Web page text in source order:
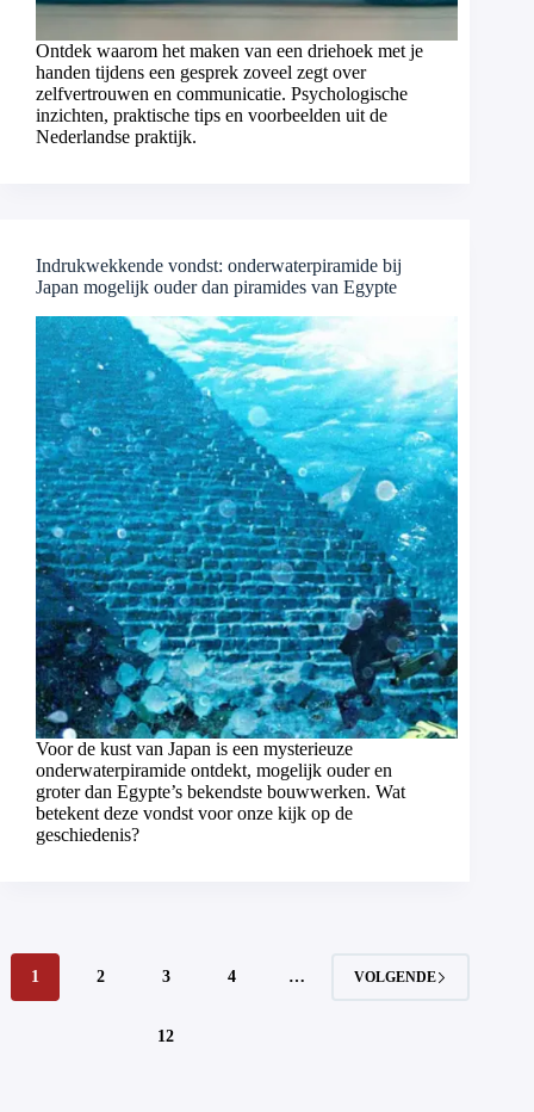
Ontdek waarom het maken van een driehoek met je
handen tijdens een gesprek zoveel zegt over
zelfvertrouwen en communicatie. Psychologische
inzichten, praktische tips en voorbeelden uit de
Nederlandse praktijk.
Indrukwekkende vondst: onderwaterpiramide bij
Japan mogelijk ouder dan piramides van Egypte
Voor de kust van Japan is een mysterieuze
onderwaterpiramide ontdekt, mogelijk ouder en
groter dan Egypte’s bekendste bouwwerken. Wat
betekent deze vondst voor onze kijk op de
geschiedenis?
1 2 3 4 …
12
VOLGENDE